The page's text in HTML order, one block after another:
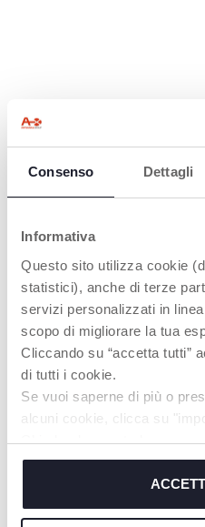
Consenso Dettagli
Informativa
Questo sito utilizza cookie
statistici), anche di terze
servizi personalizzati in
scopo di migliorare la tua
Cliccando su “accetta tutti”
di tutti i cookie.
Se vuoi saperne di più o
alcuni cookie, clicca su
Chiudendo questo banner
cookie tecnici,